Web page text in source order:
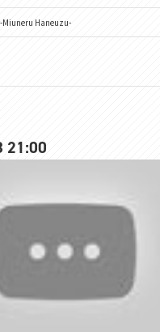
Miuneru_
図
くことがあります
ープ VOMSProject
channel/
-Miuneru Haneuzu-